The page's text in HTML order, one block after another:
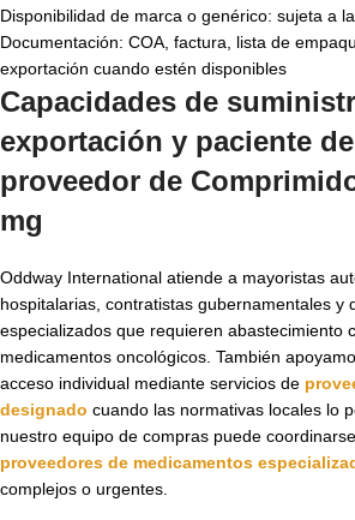
Disponibilidad de marca o genérico: sujeta a
Documentación: COA, factura, lista de
exportación cuando estén disponibles
Capacidades de
exportación y paciente
proveedor de
mg
Oddway International atiende a mayoristas
hospitalarias, contratistas gubernamentales y
especializados que requieren abastecimiento
medicamentos oncológicos. También
acceso individual mediante servicios de
designado cuando las normativas locales lo
nuestro equipo de compras puede
proveedores de medicamentos
complejos o urgentes.